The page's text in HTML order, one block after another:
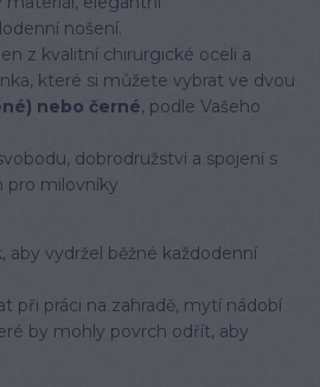
nošení.
z kvalitní chirurgické oceli a
které si můžete vybrat ve dvou
nebo černé, podle Vašeho
dobrodružství a spojení s
pro milovníky
aby vydržel běžné každodenní
při práci na zahradě, mytí nádobí
by mohly povrch odřít, aby